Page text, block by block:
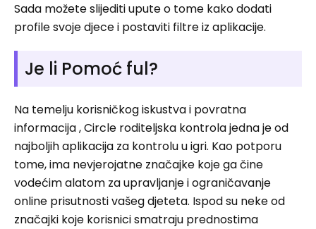
Sada možete slijediti upute o tome kako dodati
profile svoje djece i postaviti filtre iz aplikacije.
Je li Pomoć ful?
Na temelju korisničkog iskustva i povratna
informacija , Circle roditeljska kontrola jedna je od
najboljih aplikacija za kontrolu u igri. Kao potporu
tome, ima nevjerojatne značajke koje ga čine
vodećim alatom za upravljanje i ograničavanje
online prisutnosti vašeg djeteta. Ispod su neke od
značajki koje korisnici smatraju prednostima